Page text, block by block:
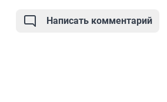
Написать комментарий